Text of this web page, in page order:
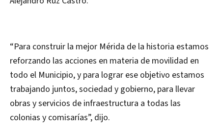
“Para construir la mejor Mérida de la historia estamos
reforzando las acciones en materia de movilidad en
todo el Municipio, y para lograr ese objetivo estamos
trabajando juntos, sociedad y gobierno, para llevar
obras y servicios de infraestructura a todas las
colonias y comisarías”, dijo.